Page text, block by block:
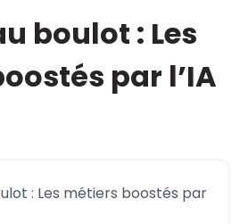
boulot : Les
par l’IA
: Les métiers boostés par